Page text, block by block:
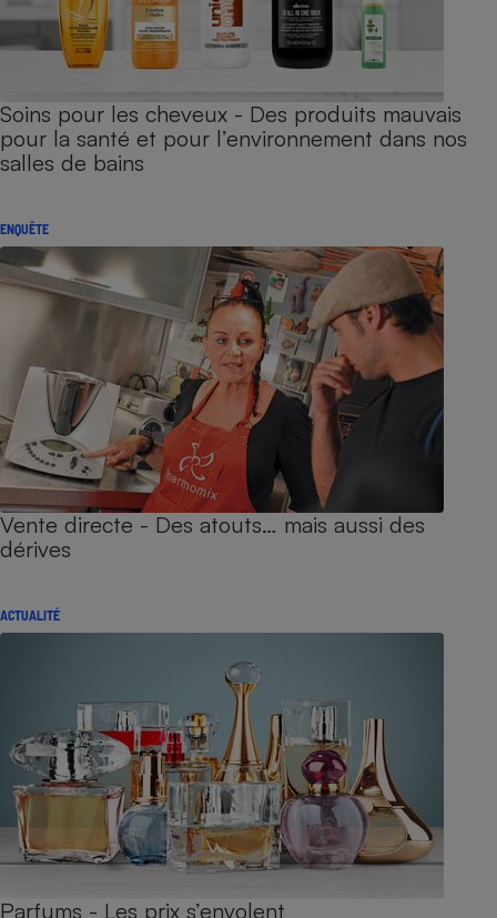
Soins pour les cheveux - Des produits mauvais
pour la santé et pour l’environnement dans nos
salles de bains
ENQUÊTE
Vente directe - Des atouts… mais aussi des
dérives
ACTUALITÉ
Parfums - Les prix s’envolent